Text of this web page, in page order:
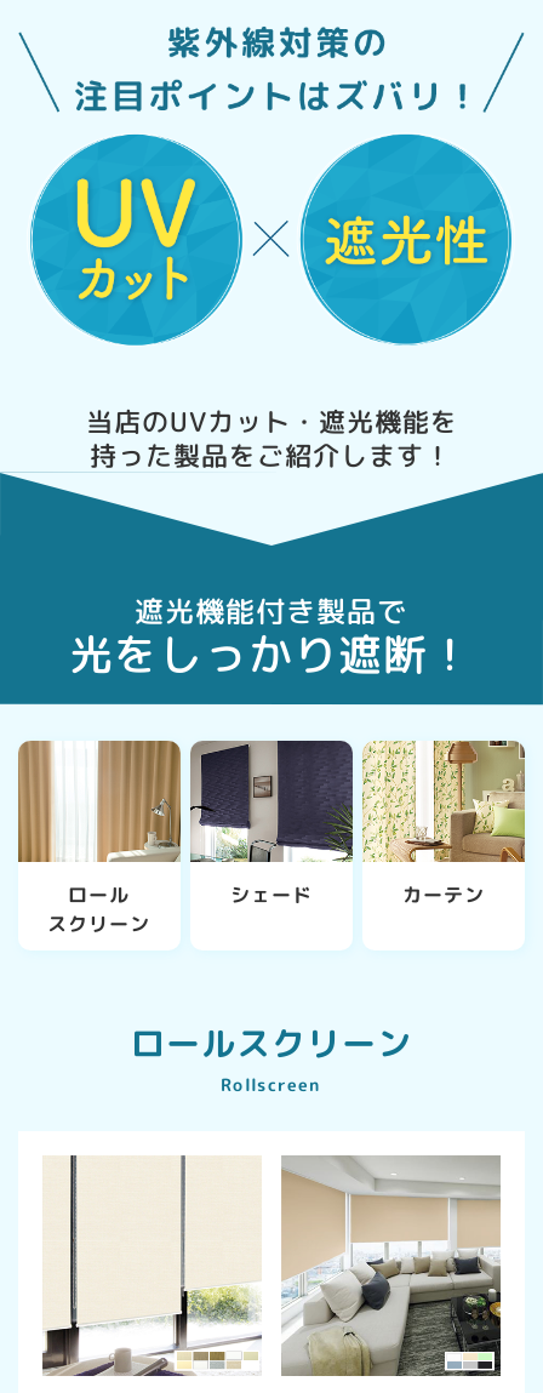
当店のUVカット・遮光機能を
持った製品をご紹介します！
遮光機能付き製品で
光をしっかり遮断！
ロール
スクリーン
シェード カーテン
ロールスクリーン
Rollscreen